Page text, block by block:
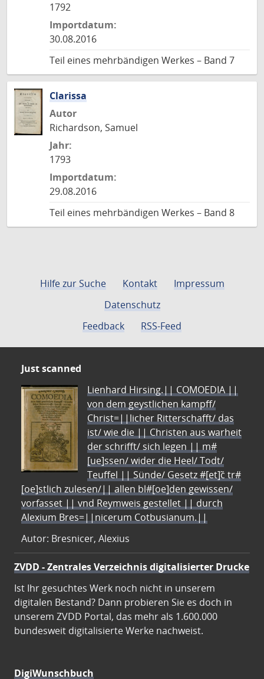
1792
Importdatum:
30.08.2016
Teil eines mehrbändigen Werkes – Band 7
Clarissa
Autor
Richardson, Samuel
Jahr:
1793
Importdatum:
29.08.2016
Teil eines mehrbändigen Werkes – Band 8
Hilfe zur Suche Kontakt
Impressum
Datenschutz
Feedback
RSS-Feed
Just scanned
Lienhard Hirsing.|| COMOEDIA ||
von dem geystlichen kampff/
Christ=||licher Ritterschafft/ das
ist/ wie die || Christen aus warheit
der schrifft/ sich legen || m#
[ue]ssen/ wider die Heel/ Todt/
Teuffel || Sünde/ Gesetz #[et]c̃ tr#
[oe]stlich zulesen/|| allen bl#[oe]den gewissen/
vorfasset || vnd Reymweis gestellet || durch
Alexium Bres=||nicerum Cotbusianum.||
Autor: Bresnicer, Alexius
ZVDD - Zentrales Verzeichnis digitalisierter Drucke
Ist Ihr gesuchtes Werk noch nicht in unserem
digitalen Bestand? Dann probieren Sie es doch in
unserem ZVDD Portal, das mehr als 1.600.000
bundesweit digitalisierte Werke nachweist.
DigiWunschbuch